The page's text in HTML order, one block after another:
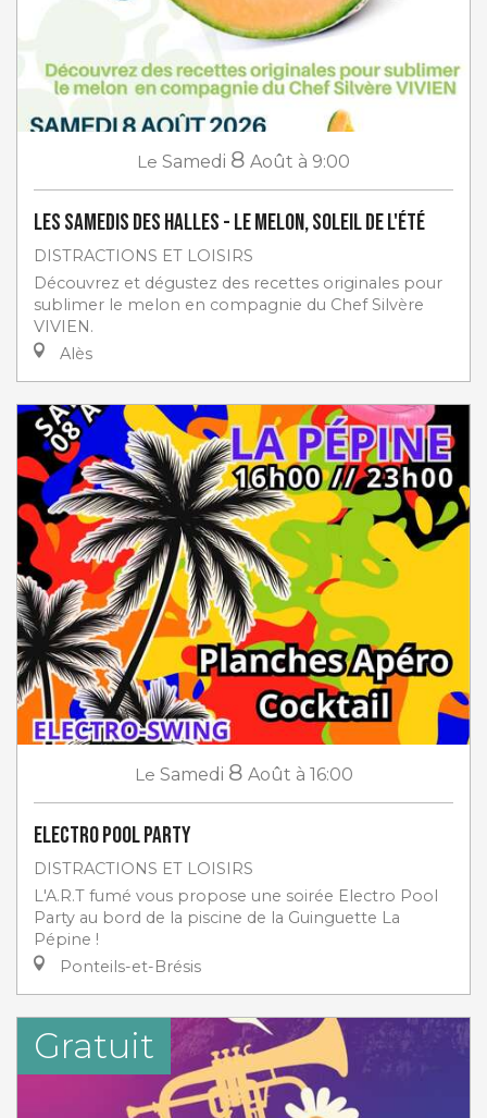
Le Samedi 8 Août à 9:00
Les Samedis des Halles - Le melon, soleil de l'été
DISTRACTIONS ET LOISIRS
Découvrez et dégustez des recettes originales pour
sublimer le melon en compagnie du Chef Silvère
VIVIEN.
Alès
Le Samedi 8 Août à 16:00
Electro Pool Party
DISTRACTIONS ET LOISIRS
L'A.R.T fumé vous propose une soirée Electro Pool
Party au bord de la piscine de la Guinguette La
Pépine !
Ponteils-et-Brésis
Gratuit